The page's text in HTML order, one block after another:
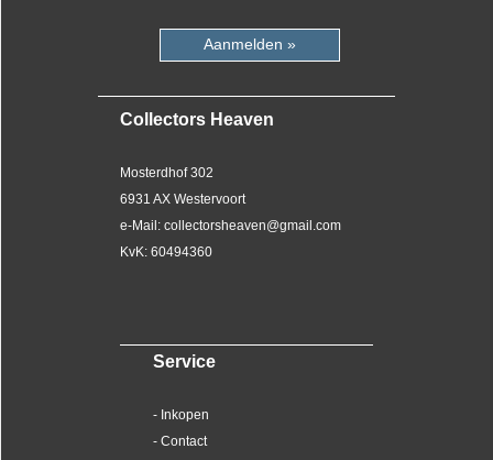
Aanmelden »
Collectors Heaven
Mosterdhof 302
6931 AX Westervoort
e-Mail: collectorsheaven@gmail.com
KvK: 60494360
Service
- Inkopen
- Contact